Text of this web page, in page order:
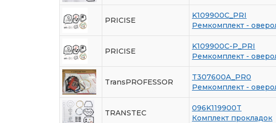
PRICISE
K109900C_PRI
Ремкомплект -
PRICISE
K109900C-P_PRI
Ремкомплект -
TransPROFESSOR
T307600A_PR0
Ремкомплект -
TRANSTEC
096K119900T
Комплект прокладок